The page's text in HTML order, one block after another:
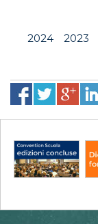
2024 2023